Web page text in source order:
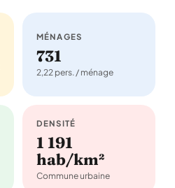
MÉNAGES
731
2,22 pers. / ménage
DENSITÉ
1 191
hab/km²
Commune urbaine